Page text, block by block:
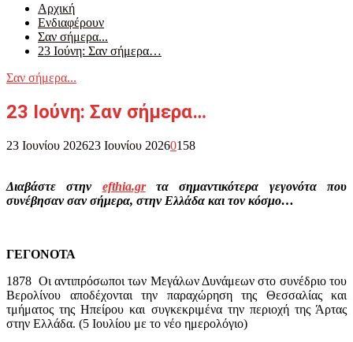
Αρχική
Ενδιαφέρουν
Σαν σήμερα...
23 Ιούνη: Σαν σήμερα…
Σαν σήμερα...
23 Ιούνη: Σαν σήμερα…
23 Ιουνίου 202623 Ιουνίου 20260158
Διαβάστε στην efthia.grτα σημαντικότερα γεγονότα που
συνέβησαν σαν σήμερα, στην Ελλάδα και τον κόσμο…
ΓΕΓΟΝΟΤΑ
1878 Οι αντιπρόσωποι των Μεγάλων Δυνάμεων στο συνέδριο του
Βερολίνου αποδέχονται την παραχώρηση της Θεσσαλίας και
τμήματος της Ηπείρου και συγκεκριμένα την περιοχή της Άρτας
στην Ελλάδα. (5 Ιουλίου με το νέο ημερολόγιο)